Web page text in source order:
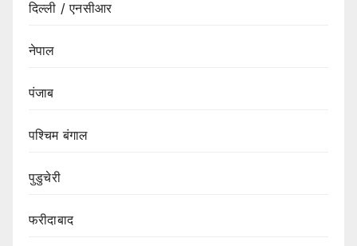
दिल्ली / एनसीआर
नेपाल
पंजाब
पश्चिम बंगाल
पुडुचेरी
फरीदाबाद